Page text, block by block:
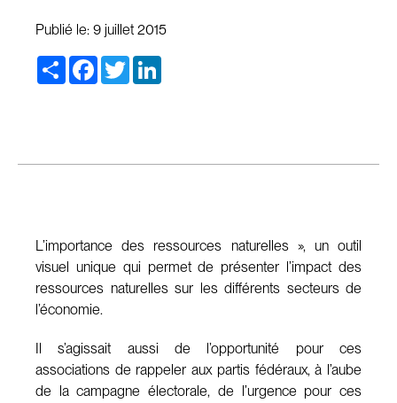
Publié le: 9 juillet 2015
Share Facebook
Twitter
L’importance des ressources naturelles », un outil
visuel unique qui permet de présenter l’impact des
ressources naturelles sur les différents secteurs de
l’économie.
Il s’agissait aussi de l’opportunité pour ces
associations de rappeler aux partis fédéraux, à l’aube
de la campagne électorale, de l’urgence pour ces